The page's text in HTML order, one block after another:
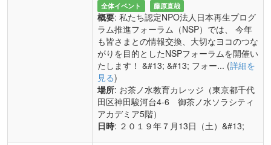
全体イベント
藤原直哉
概要: 私たち認定NPO法人日本再生プログ
ラム推進フォーラム（NSP）では、 今年
も皆さまとの情報交換、大切なヨコのつな
がりを目的としたNSPフォーラムを開催い
たします！ &#13; &#13; フォー... (詳細を
見る)
場所: お茶ノ水教育カレッジ（東京都千代
田区神田駿河台4-6 御茶ノ水ソラシティ
アカデミア5階）
日時: ２０１９年７月13日（土）&#13;